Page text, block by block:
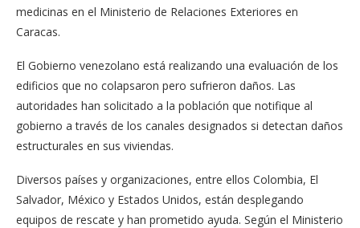
medicinas en el Ministerio de Relaciones Exteriores en
Caracas.
El Gobierno venezolano está realizando una evaluación de los
edificios que no colapsaron pero sufrieron daños. Las
autoridades han solicitado a la población que notifique al
gobierno a través de los canales designados si detectan daños
estructurales en sus viviendas.
Diversos países y organizaciones, entre ellos Colombia, El
Salvador, México y Estados Unidos, están desplegando
equipos de rescate y han prometido ayuda. Según el Ministerio